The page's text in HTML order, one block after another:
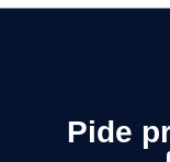
Pide